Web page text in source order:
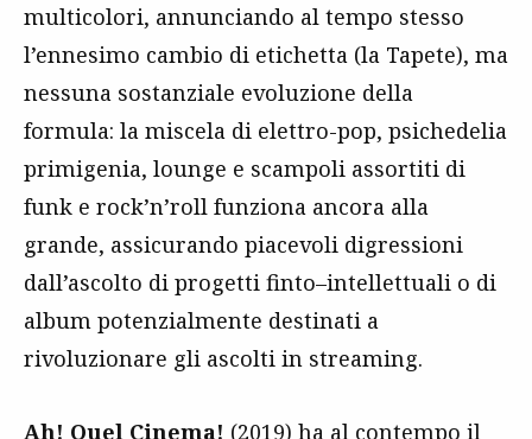
multicolori, annunciando al tempo stesso
l’ennesimo cambio di etichetta (la Tapete), ma
nessuna sostanziale evoluzione della
formula: la miscela di elettro-pop, psichedelia
primigenia, lounge e scampoli assortiti di
funk e rock’n’roll funziona ancora alla
grande, assicurando piacevoli digressioni
dall’ascolto di progetti finto–intellettuali o di
album potenzialmente destinati a
rivoluzionare gli ascolti in streaming.
Ah! Quel Cinema! (2019) ha al contempo il